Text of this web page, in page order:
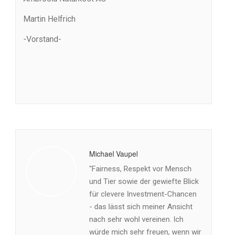
Martin Helfrich
-Vorstand-
Michael Vaupel
"Fairness, Respekt vor Mensch
und Tier sowie der gewiefte Blick
für clevere Investment-Chancen
- das lässt sich meiner Ansicht
nach sehr wohl vereinen. Ich
würde mich sehr freuen, wenn wir